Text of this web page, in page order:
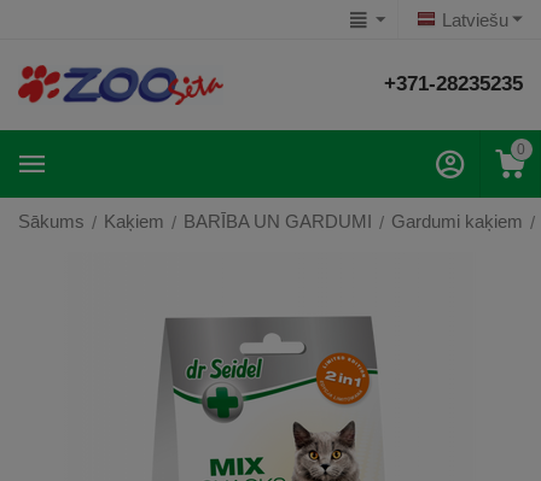
Latviešu
+371-28235235
0
Sākums / Kaķiem / BARĪBA UN GARDUMI / Gardumi kaķiem /